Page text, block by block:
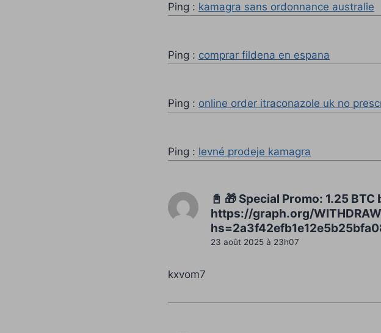
Ping : kamagra sans ordonnance australie
Ping : comprar fildena en espana
Ping : online order itraconazole uk no
Ping : levné prodeje kamagra
📓 🎁 Special Promo: 1.25
https://graph.org/
23 août 2025 à 23h07
kxvom7